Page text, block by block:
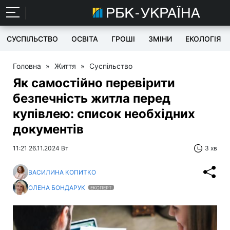
СУСПІЛЬСТВО ОСВІТА ГРОШІ ЗМІНИ ЕКОЛОГІЯ
Головна » Життя » Суспільство
Як самостійно перевірити
безпечність житла перед
купівлею: список необхідних
документів
11:21 26.11.2024 Вт 3 хв
ВАСИЛИНА КОПИТКО
ОЛЕНА БОНДАРУК
ЕКСПЕРТ